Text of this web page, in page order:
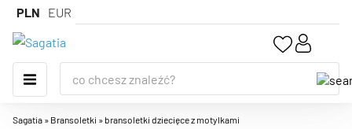
PLN EUR
Sagatia » Bransoletki » bransoletki dziecięce z motylkami